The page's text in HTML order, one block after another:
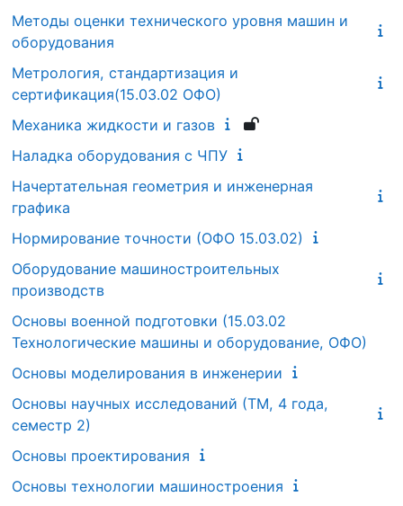
Методы оценки технического уровня машин и
оборудования
Метрология, стандартизация и
сертификация(15.03.02 ОФО)
Механика жидкости и газов
Наладка оборудования с ЧПУ
Начертательная геометрия и инженерная
графика
Нормирование точности (ОФО 15.03.02)
Оборудование машиностроительных
производств
Основы военной подготовки (15.03.02
Технологические машины и оборудование, ОФО)
Основы моделирования в инженерии
Основы научных исследований (ТМ, 4 года,
семестр 2)
Основы проектирования
Основы технологии машиностроения